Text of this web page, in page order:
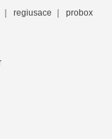
regiusace
probox